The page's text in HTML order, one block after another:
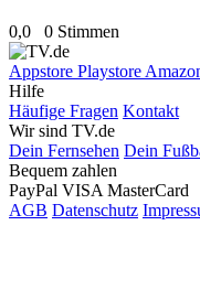
0,0 0 Stimmen
Appstore Playstore
Hilfe
Häufige Fragen Kontakt
Wir sind TV.de
Dein Fernsehen Dein
Bequem zahlen
PayPal VISA MasterCard
AGB Datenschutz